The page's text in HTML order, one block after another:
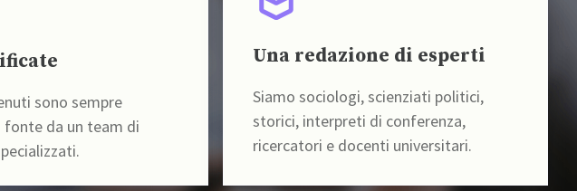
sono sempre
da un team di
Una redazione di esperti
Siamo sociologi, scienziati politici,
storici, interpreti di conferenza,
ricercatori e docenti universitari.